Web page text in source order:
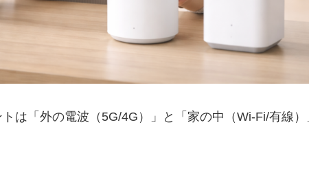
は「外の電波（5G/4G）」と「家の中（Wi-Fi/有線）